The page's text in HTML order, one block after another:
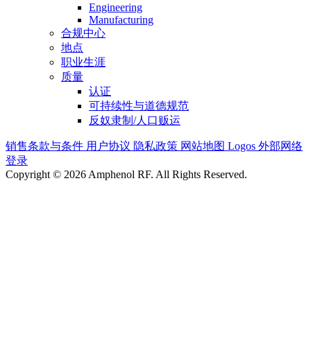
Engineering
Manufacturing
合规中心
地点
职业生涯
质量
认证
可持续性与道德规范
反奴隶制/人口贩运
销售条款与条件 用户协议 隐私政策 网站地图 Logos 外部网络
登录
Copyright © 2026 Amphenol RF. All Rights Reserved.